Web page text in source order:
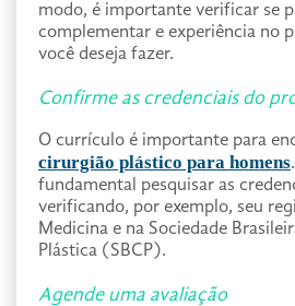
modo, é importante verificar se
complementar e experiência no
você deseja fazer.
Confirme as credenciais do
O currículo é importante para
cirurgião plástico para homens
fundamental pesquisar as
verificando, por exemplo, seu
Medicina e na Sociedade
Plástica (SBCP).
Agende uma avaliação